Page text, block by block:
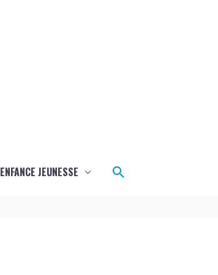
ENFANCE JEUNESSE Rechercher